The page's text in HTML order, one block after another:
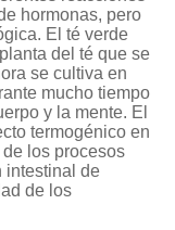
hormonas, pero
El té verde
del té que se
se cultiva en
mucho tiempo
y la mente. El
termogénico en
los procesos
intestinal de
de los